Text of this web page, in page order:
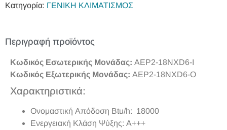
Κατηγορία: ΓΕΝΙΚΗ ΚΛΙΜΑΤΙΣΜΟΣ
Περιγραφή προϊόντος
Κωδικός Εσωτερικής Μονάδας: AEP2-18NXD6-I
Κωδικός Εξωτερικής Μονάδας: AEP2-18NXD6-O
Χαρακτηριστικά:
Ονομαστική Απόδοση Btu/h: 18000
Ενεργειακή Κλάση Ψύξης: A+++